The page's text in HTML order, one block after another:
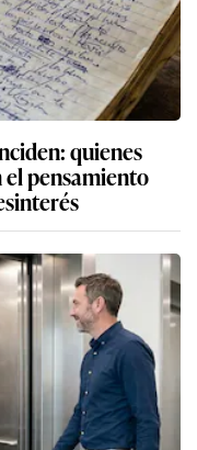
quienes
pensamiento